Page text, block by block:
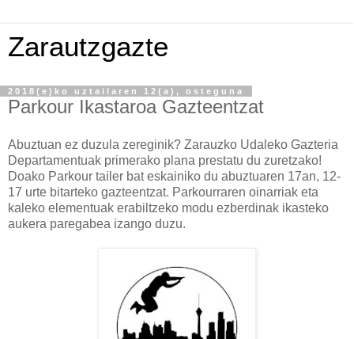
Zarautzgazte
2018(e)ko uztailaren 12(a), osteguna
Parkour Ikastaroa Gazteentzat
Abuztuan ez duzula zereginik? Zarauzko Udaleko Gazteria
Departamentuak primerako plana prestatu du zuretzako!
Doako Parkour tailer bat eskainiko du abuztuaren 17an, 12-
17 urte bitarteko gazteentzat. Parkourraren oinarriak eta
kaleko elementuak erabiltzeko modu ezberdinak ikasteko
aukera paregabea izango duzu.